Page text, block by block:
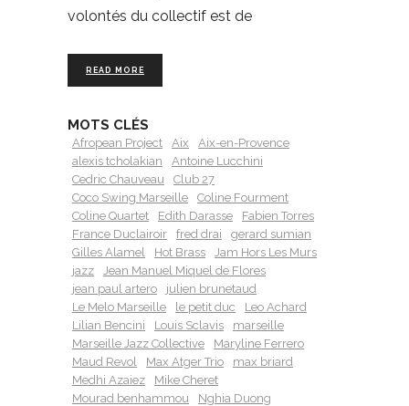
volontés du collectif est de
READ MORE
MOTS CLÉS
Afropean Project Aix
Aix-en-Provence
alexis tcholakian
Antoine Lucchini
Cedric Chauveau
Club 27
Coco Swing Marseille
Coline Fourment
Coline Quartet
Edith Darasse
Fabien Torres
France Duclairoir
fred drai
gerard sumian
Gilles Alamel
Hot Brass
Jam Hors Les Murs
jazz
Jean Manuel Miquel de Flores
jean paul artero
julien brunetaud
Le Melo Marseille
le petit duc
Leo Achard
Lilian Bencini
Louis Sclavis
marseille
Marseille Jazz Collective
Maryline Ferrero
Maud Revol
Max Atger Trio
max briard
Medhi Azaiez
Mike Cheret
Mourad benhammou
Nghia Duong